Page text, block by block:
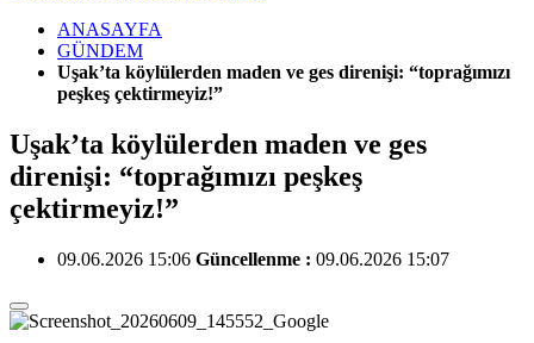
ANASAYFA
GÜNDEM
Uşak’ta köylülerden maden ve ges direnişi: “toprağımızı
peşkeş çektirmeyiz!”
Uşak’ta köylülerden maden ve ges
direnişi: “toprağımızı peşkeş
çektirmeyiz!”
09.06.2026 15:06 Güncellenme : 09.06.2026 15:07